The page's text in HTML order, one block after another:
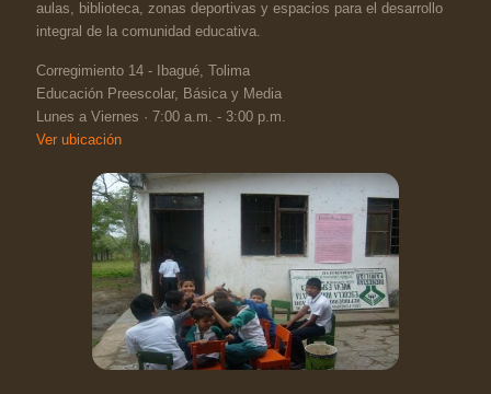
aulas, biblioteca, zonas deportivas y espacios para el desarrollo
integral de la comunidad educativa.
Corregimiento 14 - Ibagué, Tolima
Educación Preescolar, Básica y Media
Lunes a Viernes · 7:00 a.m. - 3:00 p.m.
Ver ubicación